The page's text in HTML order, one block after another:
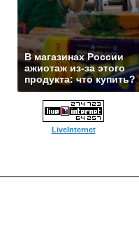
В магазинах России
ажиотаж из-за этого
продукта: что купить?
LiveInternet